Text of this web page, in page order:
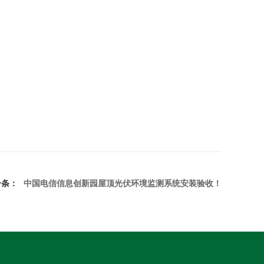
： 中国电信信息创新园屋顶光伏环境监测系统安装验收！